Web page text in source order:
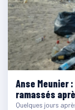
Anse Meunier
ramassés
Quelques jours